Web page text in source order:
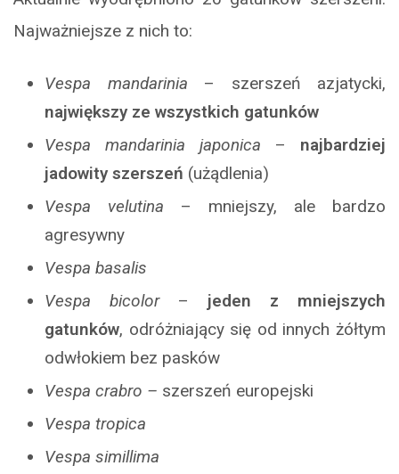
Najważniejsze z nich to:
Vespa mandarinia – szerszeń azjatycki,
największy ze wszystkich gatunków
Vespa mandarinia japonica – najbardziej
jadowity szerszeń (użądlenia)
Vespa velutina – mniejszy, ale bardzo
agresywny
Vespa basalis
Vespa bicolor– jeden z mniejszych
gatunków, odróżniający się od innych żółtym
odwłokiem bez pasków
Vespa crabro – szerszeń europejski
Vespa tropica
Vespa simillima